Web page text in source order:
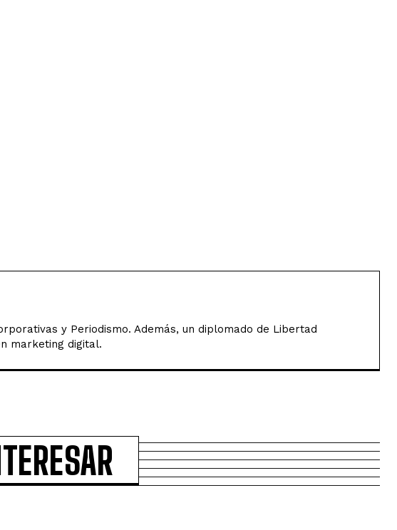
y Periodismo. Además, un diplomado de Libertad
marketing digital.